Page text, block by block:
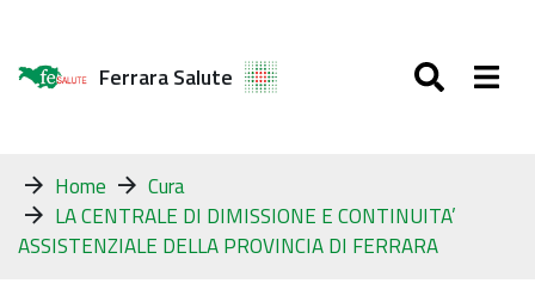
Ferrara Salute
Tu
sei
qui:
Home
Cura
LA CENTRALE DI DIMISSIONE E CONTINUITA’
ASSISTENZIALE DELLA PROVINCIA DI FERRARA